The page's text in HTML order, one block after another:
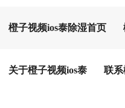
橙子视频ios泰除湿首页
关于橙子视频ios泰 联系